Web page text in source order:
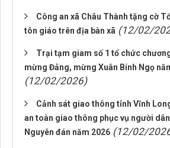
Công an xã Châu Thành tặng cờ
tôn giáo trên địa bàn xã (12/02/
Trại tạm giam số 1 tổ chức
mừng Đảng, mừng Xuân Bính Ngọ
(12/02/2026)
Cảnh sát giao thông tỉnh Vĩnh
an toàn giao thông phục vụ người
Nguyên đán năm 2026 (12/02/